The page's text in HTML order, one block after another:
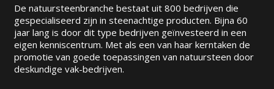
De natuursteenbranche bestaat uit 800 bedrijven die
gespecialiseerd zijn in steenachtige producten. Bijna 60
jaar lang is door dit type bedrijven geïnvesteerd in een
eigen kenniscentrum. Met als een van haar kerntaken de
promotie van goede toepassingen van natuursteen door
deskundige vak-bedrijven.